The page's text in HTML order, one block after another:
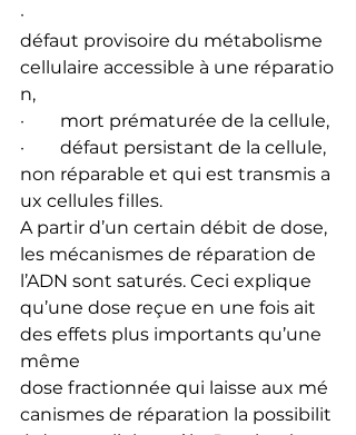
·
défaut provisoire du métabolisme
cellulaire accessible à une réparatio
n,
·        mort prématurée de la cellule,
·        défaut persistant de la cellule,
non réparable et qui est transmis a
ux cellules filles.
A partir d’un certain débit de dose,
les mécanismes de réparation de
l’ADN sont saturés. Ceci explique
qu’une dose reçue en une fois ait
des effets plus importants qu’une
même
dose fractionnée qui laisse aux mé
canismes de réparation la possibilit